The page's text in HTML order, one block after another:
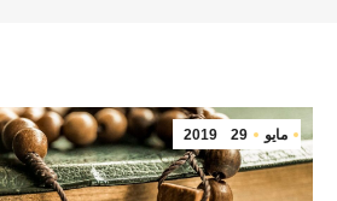
مايو 29
2019